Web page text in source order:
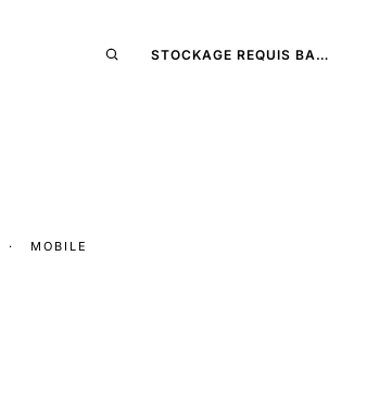
STOCKAGE REQUIS BA…
· MOBILE